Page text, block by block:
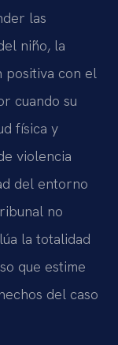
las
niño, la
positiva con el
cuando su
física y
violencia
del entorno
no
la totalidad
que estime
del caso